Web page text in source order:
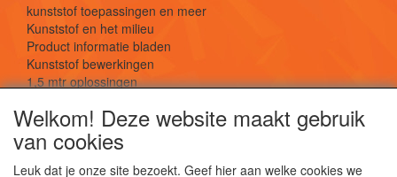
kunststof toepassingen en meer
Kunststof en het milieu
Product informatie bladen
Kunststof bewerkingen
1,5 mtr oplossingen
SOCIALE MEDIA
Welkom! Deze website maakt gebruik
van cookies
Leuk dat je onze site bezoekt. Geef hier aan welke cookies we